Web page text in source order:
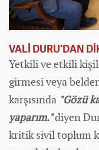
VALİ DURU'DAN
Yetkili ve etkili
girmesi veya
karşısında "Gözü
yaparım."diyen
kritik sivil toplum